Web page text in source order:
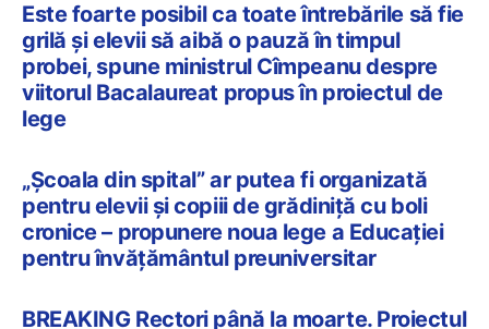
Este foarte posibil ca toate întrebările să fie
grilă și elevii să aibă o pauză în timpul
probei, spune ministrul Cîmpeanu despre
viitorul Bacalaureat propus în proiectul de
lege
„Școala din spital” ar putea fi organizată
pentru elevii și copiii de grădiniță cu boli
cronice – propunere noua lege a Educației
pentru învățământul preuniversitar
BREAKING Rectori până la moarte. Proiectul